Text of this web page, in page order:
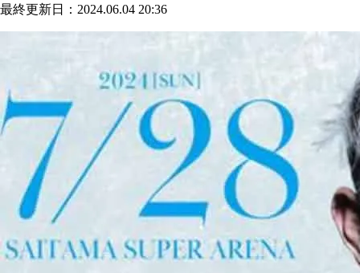
最終更新日：2024.06.04 20:36